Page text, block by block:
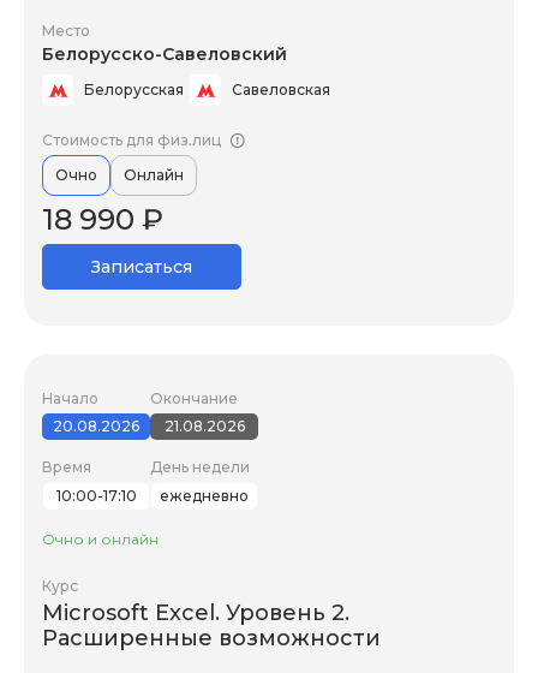
Место
Белорусско-Савеловский
Белорусская Савеловская
Стоимость для физ.лиц
Очно
Онлайн
18 990 ₽
Записаться
Начало
20.08.2026
Окончание
21.08.2026
Время
10:00-17:10
День недели
ежедневно
Очно и онлайн
Курс
Microsoft Excel. Уровень 2.
Расширенные возможности